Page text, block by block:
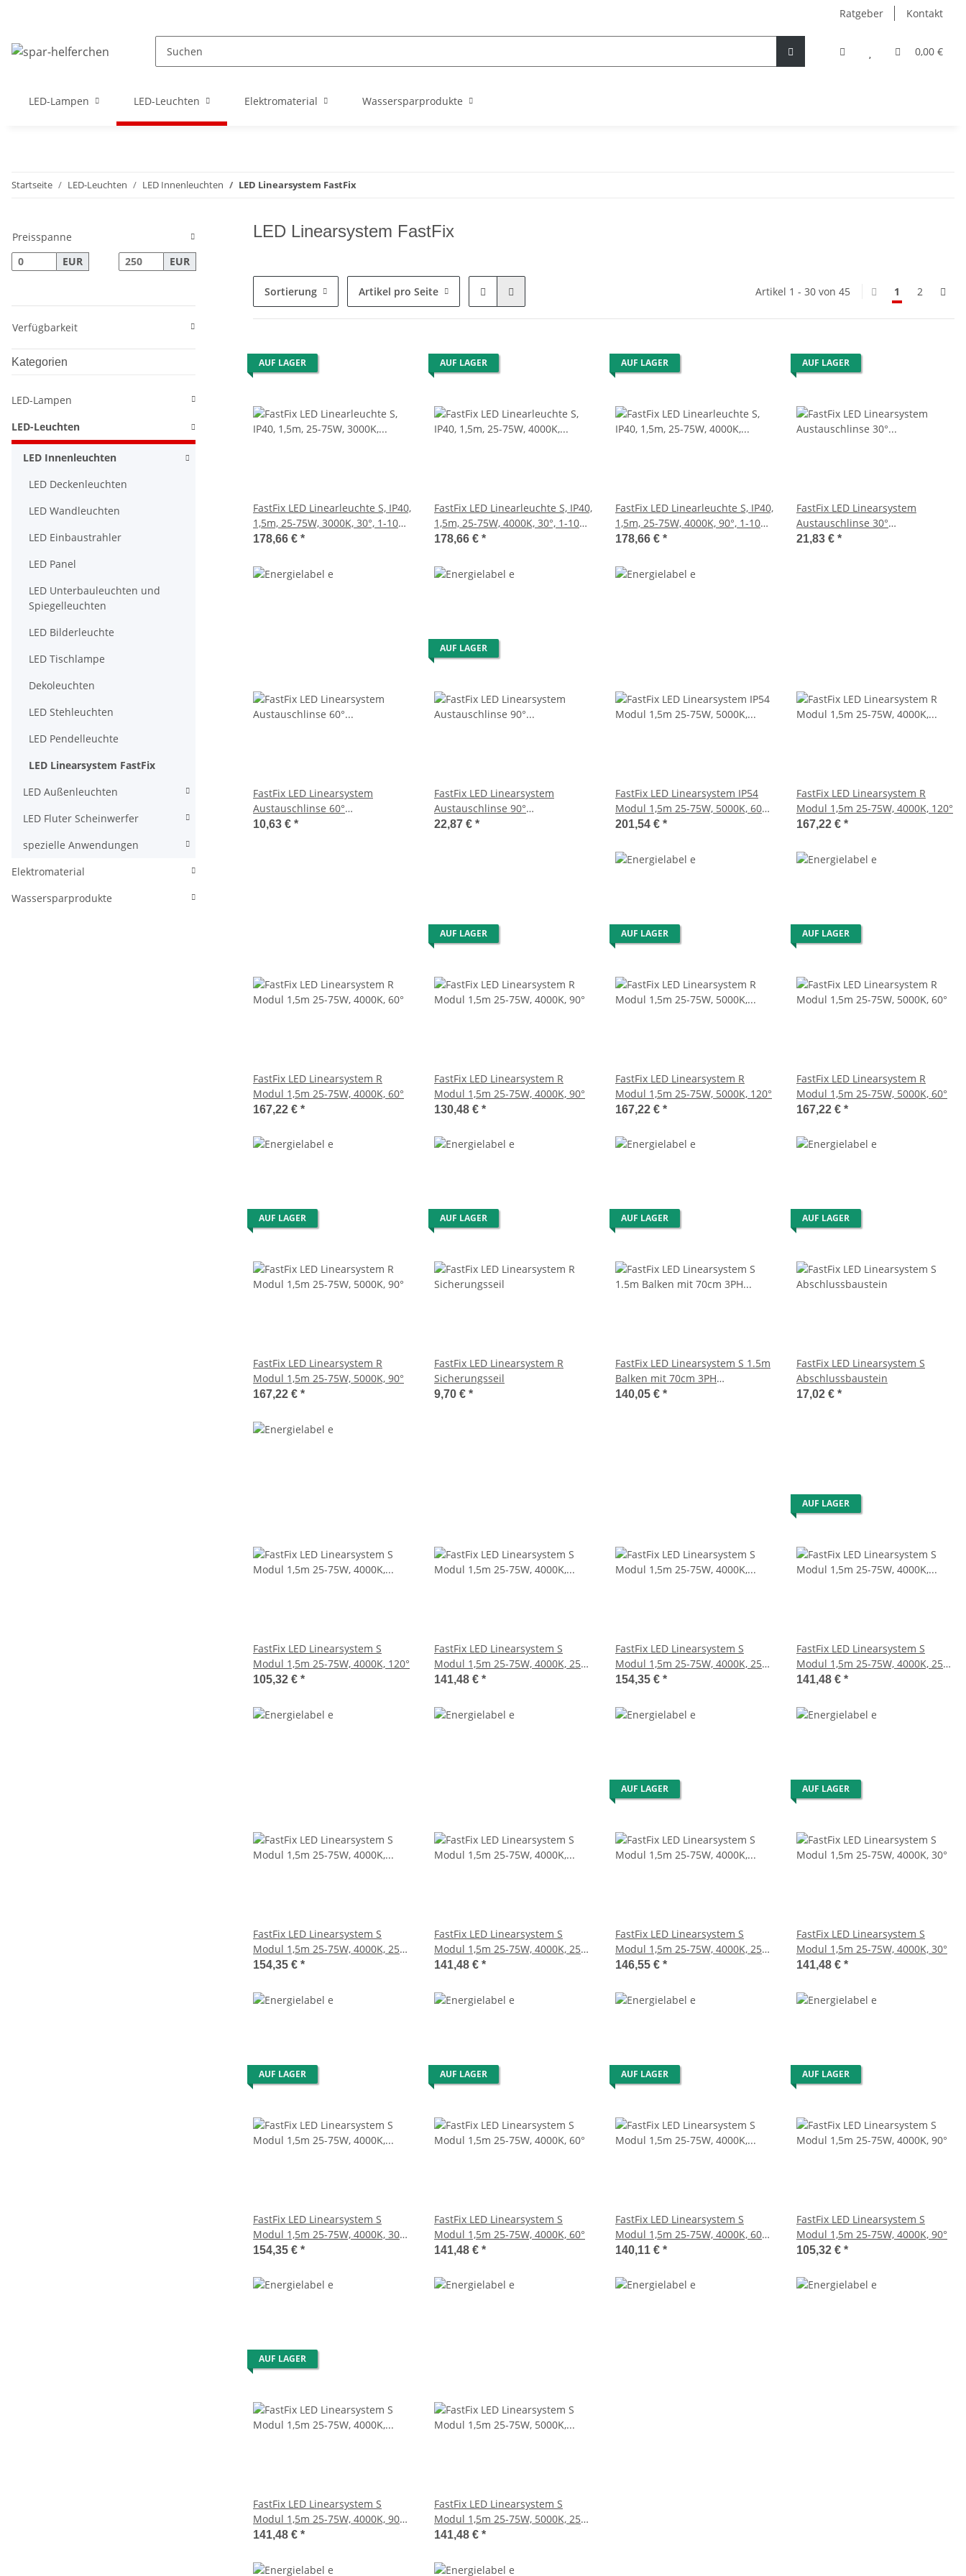
Ratgeber Kontakt
0,00 €
LED-Lampen LED-Leuchten Elektromaterial Wassersparprodukte
Startseite LED-Leuchten LED Innenleuchten LED Linearsystem FastFix
LED Linearsystem FastFix
Sortierung Artikel pro Seite Artikel 1 - 30 von 45 1 2
AUF LAGER
FastFix LED Linearleuchte S, IP40,
1,5m, 25-75W, 3000K, 30°, 1-10V
dimmbar
178,66 € *
AUF LAGER
FastFix LED Linearleuchte S, IP40,
1,5m, 25-75W, 4000K, 30°, 1-10V
dimmbar
178,66 € *
AUF LAGER
FastFix LED Linearleuchte S, IP40,
1,5m, 25-75W, 4000K, 90°, 1-10V
dimmbar
178,66 € *
AUF LAGER
FastFix LED Linearsystem
Austauschlinse 30°
Abstrahlwinkel
21,83 € *
FastFix LED Linearsystem
Austauschlinse 60°
Abstrahlwinkel
10,63 € *
AUF LAGER
FastFix LED Linearsystem
Austauschlinse 90°
Abstrahlwinkel
22,87 € *
FastFix LED Linearsystem IP54
Modul 1,5m 25-75W, 5000K, 60°,
DALI dimmbar
201,54 € *
FastFix LED Linearsystem R
Modul 1,5m 25-75W, 4000K, 120°
167,22 € *
FastFix LED Linearsystem R
Modul 1,5m 25-75W, 4000K, 60°
167,22 € *
AUF LAGER
FastFix LED Linearsystem R
Modul 1,5m 25-75W, 4000K, 90°
130,48 € *
AUF LAGER
FastFix LED Linearsystem R
Modul 1,5m 25-75W, 5000K, 120°
167,22 € *
AUF LAGER
FastFix LED Linearsystem R
Modul 1,5m 25-75W, 5000K, 60°
167,22 € *
AUF LAGER
FastFix LED Linearsystem R
Modul 1,5m 25-75W, 5000K, 90°
167,22 € *
AUF LAGER
FastFix LED Linearsystem R
Sicherungsseil
9,70 € *
AUF LAGER
FastFix LED Linearsystem S 1.5m
Balken mit 70cm 3PH
Stromschiene
140,05 € *
AUF LAGER
FastFix LED Linearsystem S
Abschlussbaustein
17,02 € *
FastFix LED Linearsystem S
Modul 1,5m 25-75W, 4000K, 120°
105,32 € *
FastFix LED Linearsystem S
Modul 1,5m 25-75W, 4000K, 25°
links
141,48 € *
FastFix LED Linearsystem S
Modul 1,5m 25-75W, 4000K, 25°
links, DALI dimmbar
154,35 € *
AUF LAGER
FastFix LED Linearsystem S
Modul 1,5m 25-75W, 4000K, 25°
links/25° rechts
141,48 € *
FastFix LED Linearsystem S
Modul 1,5m 25-75W, 4000K, 25°
links/25° rechts, DALI dimmbar
154,35 € *
FastFix LED Linearsystem S
Modul 1,5m 25-75W, 4000K, 25°
rechts
141,48 € *
AUF LAGER
FastFix LED Linearsystem S
Modul 1,5m 25-75W, 4000K, 25°
rechts, DALI dimmbar
146,55 € *
AUF LAGER
FastFix LED Linearsystem S
Modul 1,5m 25-75W, 4000K, 30°
141,48 € *
AUF LAGER
FastFix LED Linearsystem S
Modul 1,5m 25-75W, 4000K, 30°,
DALI dimmbar
154,35 € *
AUF LAGER
FastFix LED Linearsystem S
Modul 1,5m 25-75W, 4000K, 60°
141,48 € *
AUF LAGER
FastFix LED Linearsystem S
Modul 1,5m 25-75W, 4000K, 60°,
DALI dimmbar
140,11 € *
AUF LAGER
FastFix LED Linearsystem S
Modul 1,5m 25-75W, 4000K, 90°
105,32 € *
AUF LAGER
FastFix LED Linearsystem S
Modul 1,5m 25-75W, 4000K, 90°,
DALI dimmbar
141,48 € *
FastFix LED Linearsystem S
Modul 1,5m 25-75W, 5000K, 25°
links
141,48 € *
Preisspanne
EUR
EUR
Verfügbarkeit
Kategorien
LED-Lampen
LED-Leuchten
LED Innenleuchten
LED Deckenleuchten
LED Wandleuchten
LED Einbaustrahler
LED Panel
LED Unterbauleuchten und
Spiegelleuchten
LED Bilderleuchte
LED Tischlampe
Dekoleuchten
LED Stehleuchten
LED Pendelleuchte
LED Linearsystem FastFix
LED Außenleuchten
LED Fluter Scheinwerfer
spezielle Anwendungen
Elektromaterial
Wassersparprodukte